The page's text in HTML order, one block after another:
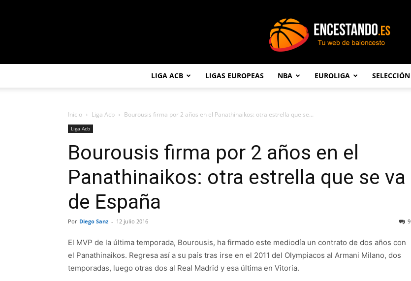
LIGA ACB LIGAS EUROPEAS NBA EUROLIGA SELECCIÓN
Inicio Liga Acb Bourousis firma por 2 años en el Panathinaikos: otra estrella que se...
Liga Acb
Bourousis firma por 2 años en el
Panathinaikos: otra estrella que se va
de España
Por Diego Sanz - 12 julio 2016 9
El MVP de la última temporada, Bourousis, ha firmado este mediodía un contrato de dos años con
el Panathinaikos. Regresa así a su país tras irse en el 2011 del Olympiacos al Armani Milano, dos
temporadas, luego otras dos al Real Madrid y esa última en Vitoria.